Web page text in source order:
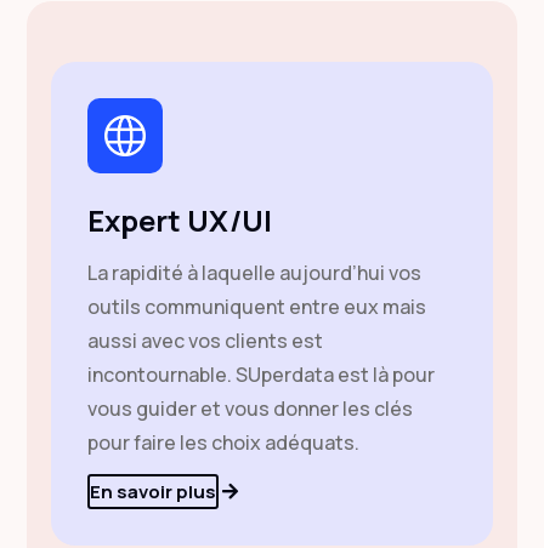
Expert UX/UI
La rapidité à laquelle aujourd’hui vos
outils communiquent entre eux mais
aussi avec vos clients est
incontournable. SUperdata est là pour
vous guider et vous donner les clés
pour faire les choix adéquats.
En savoir plus